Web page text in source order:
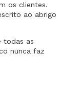
os clientes.
ao abrigo
todas as
nunca faz